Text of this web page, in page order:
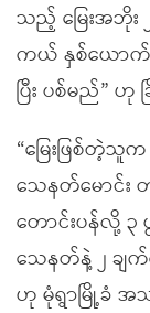
သည့် မြေးအဘိုး
ကယ် နှစ်ယောက်
ပြီး ပစ်မည်” ဟု
“မြေးဖြစ်တဲ့
သေနတ်မောင်း
တောင်းပန်လို့
သေနတ်နဲ့ ၂ ချ
ဟု မုံရွာမြို့ခံ အ